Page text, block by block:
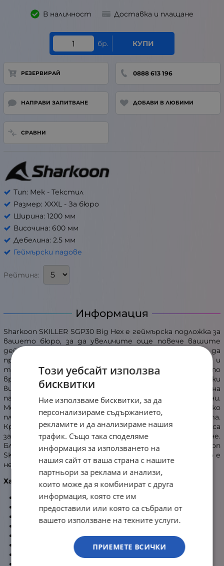
В наличност Доставка и плащане
бр. КУПИ
РЕЗЕРВИРАЙ 0888 613 196
НАПРАВИ ЗАПИТВАНЕ ДОБАВИ В ЛЮБИМИ
СРАВНИ
Тип: Мек - Текстил
Размер: XXXL - За бюро
Ширина: 1200 мм
Височина: 600 мм
Дебелина: 2.5 мм
Геймърски падове
Рейтинг:
Информация
Sharkoon SKILLER SGP30 Big Hex е геймърска подложка за
вашето бюро, за да увеличите още повече вашите
действия с мишката и в същото време да
предпазите повърхността. Гумираната и
текстурирана основа ви осигурява стабилност по
време на използване. Моделът е подходящ за всички
видове мишки и работи перфектно с всички сензори на
пазара, без значение дали са оптични или лазерни.
Меката текстилна повърхност позволява гладко
плъзгане за чувствителни маневри на мишката.
Краищата на Sharkoon SKILLER SGP30 Big Hex са
зашити, за да се предотврати излишно разкъсване.
Благодарение на гъвкавите си материали, Sharkoon
SKILLER SGP30 Big Hex може лесно да се навие, когато е
необходимо и да бъде лесно пренесена.
Характеристики:
Текстилно покритие
Гумена основа против хлъзгане
Ръбове с обшивка за по-голяма издържливост
Покрива цялото бюро
Интересен дизайн с хексагони
Размери: 1200 мм x 600 мм
Този уебсайт използва
бисквитки
Ние използваме бисквитки, за да
персонализираме съдържанието,
рекламите и да анализираме нашия
трафик. Също така споделяме
информация за използването на
нашия сайт от ваша страна с нашите
партньори за реклама и анализи,
които може да я комбинират с друга
информация, която сте им
предоставили или която са събрали от
вашето използване на техните услуги.
ПРИЕМЕТЕ ВСИЧКИ